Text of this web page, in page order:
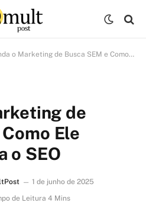
Marketing de Busca SEM e Como Ele Complementa o SEO
de
Ele
o SEO
1 de junho de 2025
de Leitura 4 Mins